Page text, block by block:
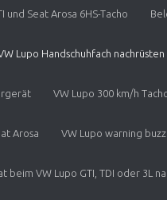
Schlüssel Kontakt
und Seat Arosa 6HS-Tacho
Lupo Handschuhfach nachrüsten
VW Lupo 300 km/h
Arosa VW Lupo warning
beim VW Lupo GTI, TDI oder 3L